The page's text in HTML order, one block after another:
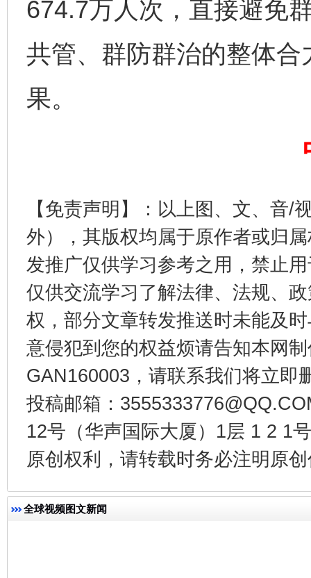
674.7万人次，直接避免
共管、群防群治的整体
果。
【免责声明】：以上图、文、音/
外），其版权均属于原作者或归
发推广仅供学习参考之用，禁止
仅供交流学习了解法律、法规、
权，部分文章转发推送时未能及
意侵犯到您的权益烦请告知本网
GAN160003，请联系我们将立即
投稿邮箱：
12号（华声国际大厦）1层 1 2 1
原创权利，请转载时务必注明原
全球视频图文新闻
这是一记警钟！ 谢
在谋一域中谋全局
今